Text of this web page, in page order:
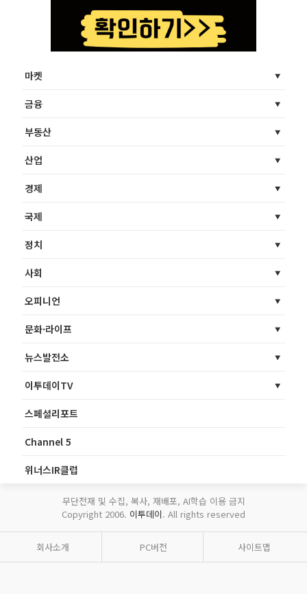
마켓
금융
부동산
산업
경제
국제
정치
사회
오피니언
문화·라이프
뉴스발전소
이투데이TV
스페셜리포트
Channel 5
위너스IR클럽
무단전재 및 수집, 복사, 재배포, AI학습 이용 금지
Copyright 2006. 이투데이. All rights reserved
회사소개 PC버전 사이트맵